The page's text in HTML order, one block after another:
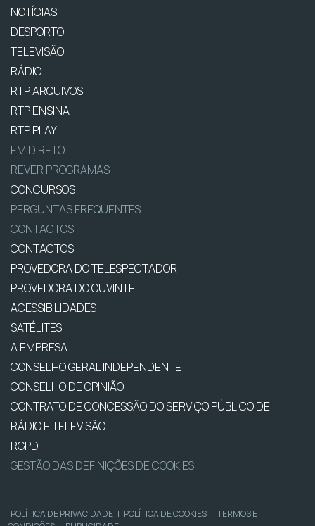
NOTÍCIAS
DESPORTO
TELEVISÃO
RÁDIO
RTP ARQUIVOS
RTP ENSINA
RTP PLAY
EM DIRETO
REVER PROGRAMAS
CONCURSOS
PERGUNTAS FREQUENTES
CONTACTOS
CONTACTOS
PROVEDORA DO TELESPECTADOR
PROVEDORA DO OUVINTE
ACESSIBILIDADES
SATÉLITES
A EMPRESA
CONSELHO GERAL INDEPENDENTE
CONSELHO DE OPINIÃO
CONTRATO DE CONCESSÃO DO SERVIÇO PÚBLICO DE
RÁDIO E TELEVISÃO
RGPD
GESTÃO DAS DEFINIÇÕES DE COOKIES
POLÍTICA DE PRIVACIDADE | POLÍTICA DE COOKIES | TERMOS E